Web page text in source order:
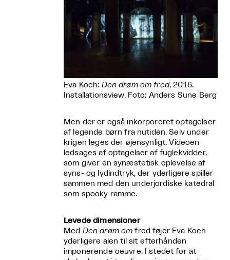
Eva Koch: Den drøm om fred, 2016.
Installationsview. Foto: Anders Sune Berg
Men der er også inkorporeret optagelser
af legende børn fra nutiden. Selv under
krigen leges der øjensynligt. Videoen
ledsages af optagelser af fuglekvidder,
som giver en synæstetisk oplevelse af
syns- og lydindtryk, der yderligere spiller
sammen med den underjordiske katedral
som spooky ramme.
Levede dimensioner
Med Den drøm om fred føjer Eva Koch
yderligere alen til sit efterhånden
imponerende oeuvre. I stedet for at